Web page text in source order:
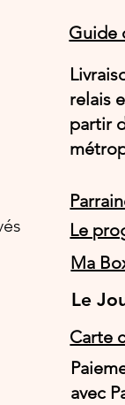
Guide
relais
partir
Le
Ma
Le
Le
Carte
avec